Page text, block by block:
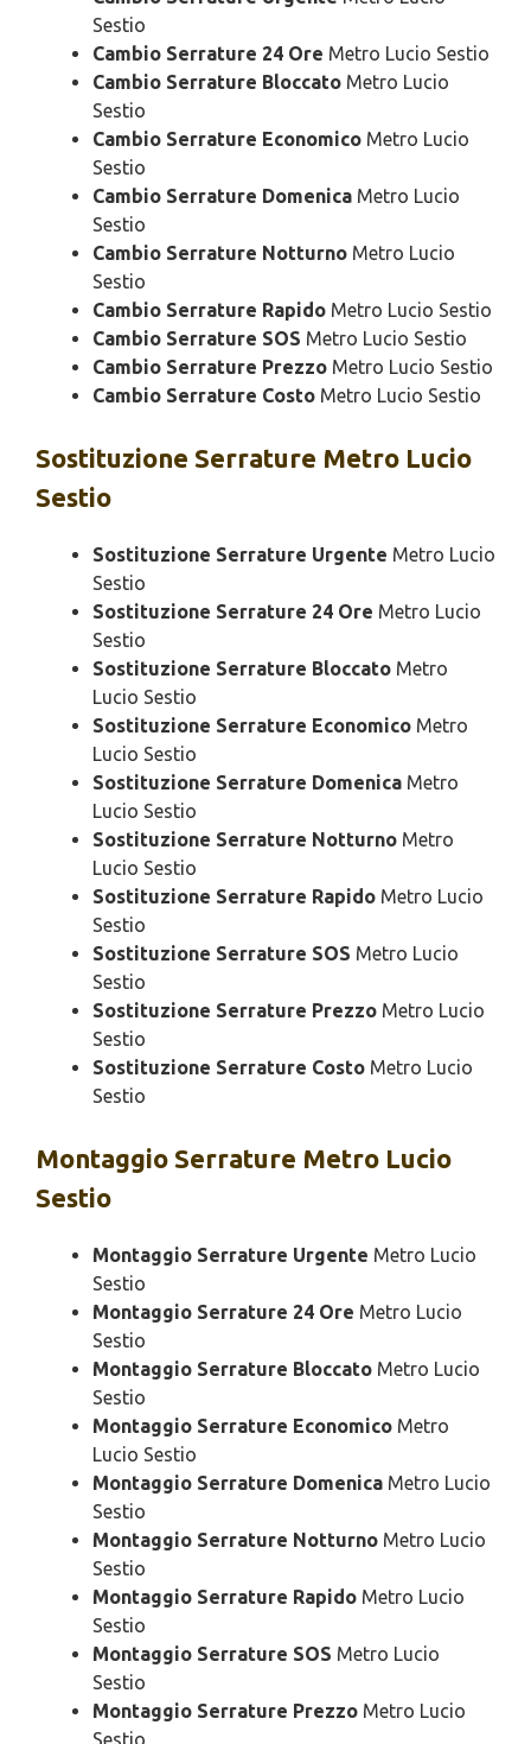
Sestio
Cambio Serrature 24 Ore Metro Lucio Sestio
Cambio Serrature Bloccato Metro Lucio
Sestio
Cambio Serrature Economico Metro Lucio
Sestio
Cambio Serrature Domenica Metro Lucio
Sestio
Cambio Serrature Notturno Metro Lucio
Sestio
Cambio Serrature Rapido Metro Lucio Sestio
Cambio Serrature SOS Metro Lucio Sestio
Cambio Serrature Prezzo Metro Lucio Sestio
Cambio Serrature Costo Metro Lucio Sestio
Sostituzione Serrature Metro Lucio
Sestio
Sostituzione Serrature Urgente Metro Lucio
Sestio
Sostituzione Serrature 24 Ore Metro Lucio
Sestio
Sostituzione Serrature Bloccato Metro
Lucio Sestio
Sostituzione Serrature Economico Metro
Lucio Sestio
Sostituzione Serrature Domenica Metro
Lucio Sestio
Sostituzione Serrature Notturno Metro
Lucio Sestio
Sostituzione Serrature Rapido Metro Lucio
Sestio
Sostituzione Serrature SOS Metro Lucio
Sestio
Sostituzione Serrature Prezzo Metro Lucio
Sestio
Sostituzione Serrature Costo Metro Lucio
Sestio
Montaggio Serrature Metro Lucio
Sestio
Montaggio Serrature Urgente Metro Lucio
Sestio
Montaggio Serrature 24 Ore Metro Lucio
Sestio
Montaggio Serrature Bloccato Metro Lucio
Sestio
Montaggio Serrature Economico Metro
Lucio Sestio
Montaggio Serrature Domenica Metro Lucio
Sestio
Montaggio Serrature Notturno Metro Lucio
Sestio
Montaggio Serrature Rapido Metro Lucio
Sestio
Montaggio Serrature SOS Metro Lucio
Sestio
Montaggio Serrature Prezzo Metro Lucio
Sestio